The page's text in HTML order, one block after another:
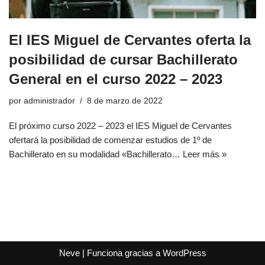
El IES Miguel de Cervantes oferta la
posibilidad de cursar Bachillerato
General en el curso 2022 – 2023
por administrador 8 de marzo de 2022
El próximo curso 2022 – 2023 el IES Miguel de Cervantes
ofertará la posibilidad de comenzar estudios de 1º de
Bachillerato en su modalidad «Bachillerato… Leer más »
Neve| Funciona gracias a WordPress